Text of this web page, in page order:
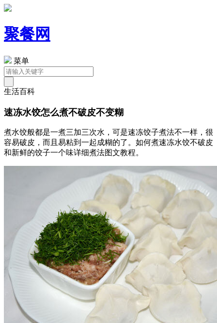
聚餐网
菜单
生活百科
速冻水饺怎么煮不破皮不变糊
煮水饺般都是一煮三加三次水，可是速冻饺子煮法不一样，很
容易破皮，而且易粘到一起成糊的了。如何煮速冻水饺不破皮
和新鲜的饺子一个味详细煮法图文教程。